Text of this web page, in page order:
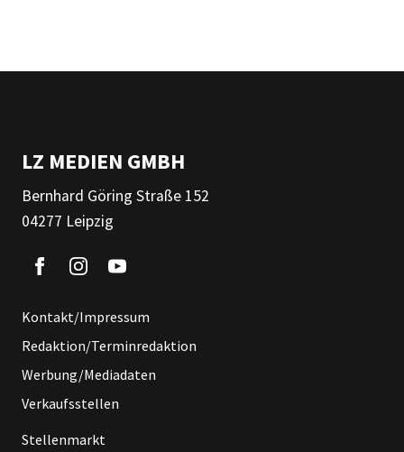
LZ MEDIEN GMBH
Bernhard Göring Straße 152
04277 Leipzig
Kontakt/Impressum
Redaktion/Terminredaktion
Werbung/Mediadaten
Verkaufsstellen
Stellenmarkt